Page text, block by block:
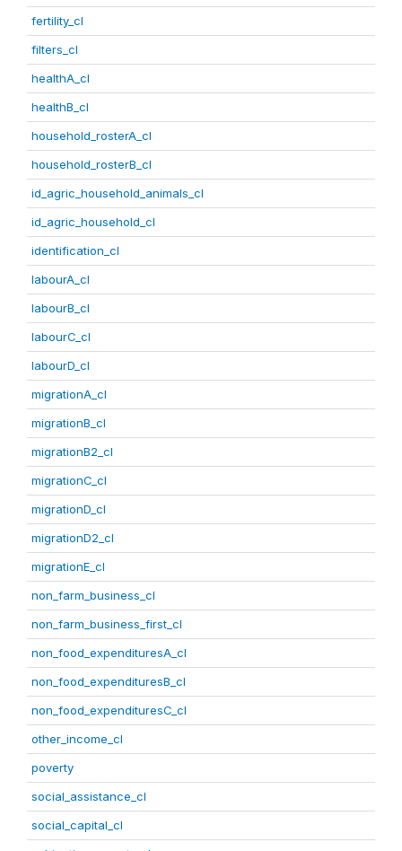
fertility_cl
filters_cl
healthA_cl
healthB_cl
household_rosterA_cl
household_rosterB_cl
id_agric_household_animals_cl
id_agric_household_cl
identification_cl
labourA_cl
labourB_cl
labourC_cl
labourD_cl
migrationA_cl
migrationB_cl
migrationB2_cl
migrationC_cl
migrationD_cl
migrationD2_cl
migrationE_cl
non_farm_business_cl
non_farm_business_first_cl
non_food_expendituresA_cl
non_food_expendituresB_cl
non_food_expendituresC_cl
other_income_cl
poverty
social_assistance_cl
social_capital_cl